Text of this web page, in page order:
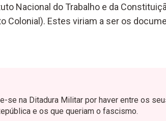
Nacional do Trabalho e da
Colonial). Estes viriam a ser os
se na Ditadura Militar por haver entre os
e os que queriam o fascismo.